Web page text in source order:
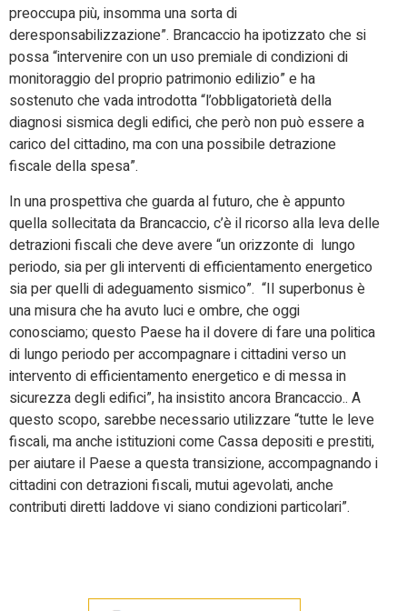
preoccupa più, insomma una sorta di
deresponsabilizzazione”. Brancaccio ha ipotizzato che si
possa “intervenire con un uso premiale di condizioni di
monitoraggio del proprio patrimonio edilizio” e ha
sostenuto che vada introdotta “l’obbligatorietà della
diagnosi sismica degli edifici, che però non può essere a
carico del cittadino, ma con una possibile detrazione
fiscale della spesa”.
In una prospettiva che guarda al futuro, che è appunto
quella sollecitata da Brancaccio, c’è il ricorso alla leva delle
detrazioni fiscali che deve avere “un orizzonte di lungo
periodo, sia per gli interventi di efficientamento energetico
sia per quelli di adeguamento sismico”. “Il superbonus è
una misura che ha avuto luci e ombre, che oggi
conosciamo; questo Paese ha il dovere di fare una politica
di lungo periodo per accompagnare i cittadini verso un
intervento di efficientamento energetico e di messa in
sicurezza degli edifici”, ha insistito ancora Brancaccio.. A
questo scopo, sarebbe necessario utilizzare “tutte le leve
fiscali, ma anche istituzioni come Cassa depositi e prestiti,
per aiutare il Paese a questa transizione, accompagnando i
cittadini con detrazioni fiscali, mutui agevolati, anche
contributi diretti laddove vi siano condizioni particolari”.